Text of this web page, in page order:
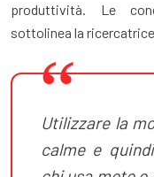
produttività. Le
sottolinea la
Utilizzare la
calme e